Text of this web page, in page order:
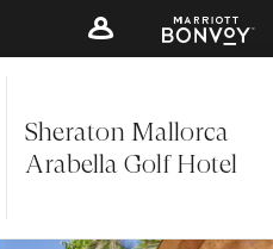
Sheraton Mallorca
Arabella Golf Hotel